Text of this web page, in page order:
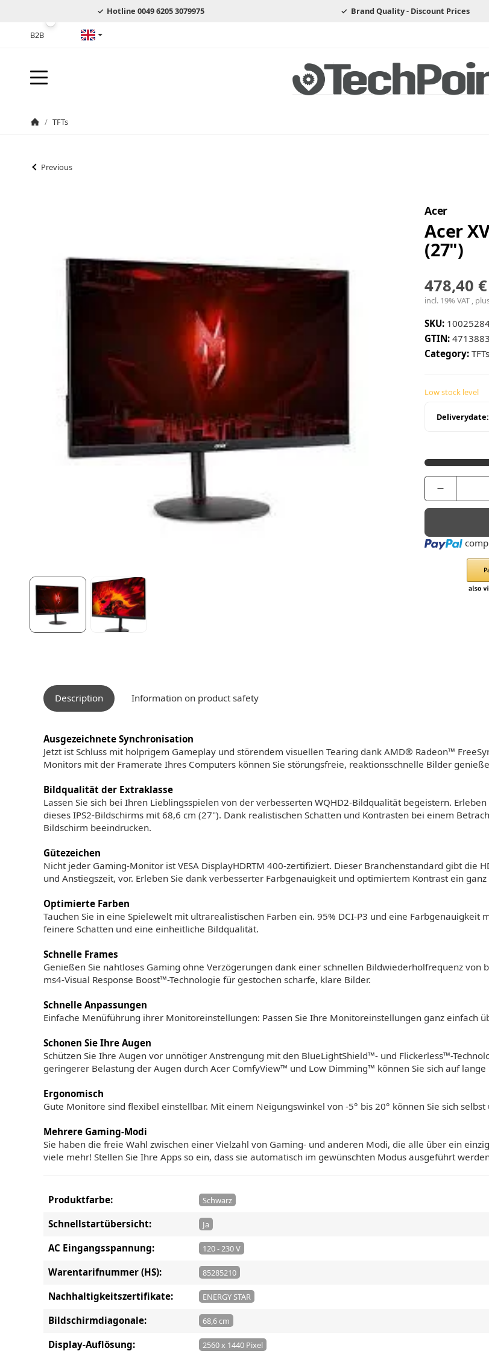
Hotline 0049 6205 3079975 Brand Quality - Discount Prices
B2B English
/ TFTs
Previous
Acer
Acer
(27")
478,40 €
incl. 19% VAT ,
SKU:
GTIN:
Category: TFTs
Low stock level
Deliverydate:
Loading...
Description Information on product safety
Ausgezeichnete Synchronisation
Jetzt ist Schluss mit holprigem Gameplay und störendem visuellen Tearing dank AMD® Radeon™
Monitors mit der Framerate Ihres Computers können Sie störungsfreie, reaktionsschnelle Bilder
Bildqualität der Extraklasse
Lassen Sie sich bei Ihren Lieblingsspielen von der verbesserten WQHD2-Bildqualität begeistern.
dieses IPS2-Bildschirms mit 68,6 cm (27"). Dank realistischen Schatten und Kontrasten bei einem
Bildschirm beeindrucken.
Gütezeichen
Nicht jeder Gaming-Monitor ist VESA DisplayHDRTM 400-zertifiziert. Dieser Branchenstandard gibt die
und Anstiegszeit, vor. Erleben Sie dank verbesserter Farbgenauigkeit und optimiertem Kontrast ein
Optimierte Farben
Tauchen Sie in eine Spielewelt mit ultrarealistischen Farben ein. 95% DCI-P3 und eine
feinere Schatten und eine einheitliche Bildqualität.
Schnelle Frames
Genießen Sie nahtloses Gaming ohne Verzögerungen dank einer schnellen Bildwiederholfrequenz von
ms4-Visual Response Boost™-Technologie für gestochen scharfe, klare Bilder.
Schnelle Anpassungen
Einfache Menüführung ihrer Monitoreinstellungen: Passen Sie Ihre Monitoreinstellungen ganz einfach
Schonen Sie Ihre Augen
Schützen Sie Ihre Augen vor unnötiger Anstrengung mit den BlueLightShield™- und Flickerless™-
geringerer Belastung der Augen durch Acer ComfyView™ und Low Dimming™ können Sie sich auf lange
Ergonomisch
Gute Monitore sind flexibel einstellbar. Mit einem Neigungswinkel von -5° bis 20° können Sie sich
Mehrere Gaming-Modi
Sie haben die freie Wahl zwischen einer Vielzahl von Gaming- und anderen Modi, die alle über ein
viele mehr! Stellen Sie Ihre Apps so ein, dass sie automatisch im gewünschten Modus ausgeführt
Produktfarbe: Schwarz
Schnellstartübersicht: Ja
AC Eingangsspannung: 120 - 230 V
Warentarifnummer (HS): 85285210
Nachhaltigkeitszertifikate: ENERGY STAR
Bildschirmdiagonale: 68,6 cm
Display-Auflösung: 2560 x 1440 Pixel